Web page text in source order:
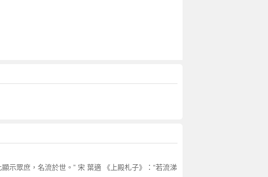
示眾庶，名流於世。” 宋 葉適 《上殿札子》：“若流涕